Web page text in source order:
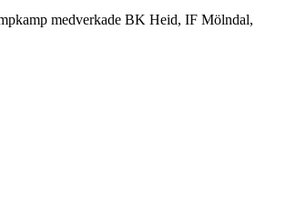
medverkade BK Heid, IF Mölndal,